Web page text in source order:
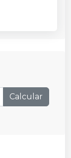
Calcular